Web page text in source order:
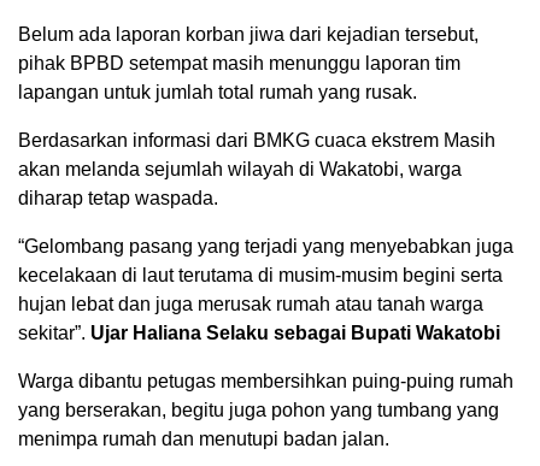
Belum ada laporan korban jiwa dari kejadian tersebut,
pihak BPBD setempat masih menunggu laporan tim
lapangan untuk jumlah total rumah yang rusak.
Berdasarkan informasi dari BMKG cuaca ekstrem Masih
akan melanda sejumlah wilayah di Wakatobi, warga
diharap tetap waspada.
“Gelombang pasang yang terjadi yang menyebabkan juga
kecelakaan di laut terutama di musim-musim begini serta
hujan lebat dan juga merusak rumah atau tanah warga
sekitar”. Ujar Haliana Selaku sebagai Bupati Wakatobi
Warga dibantu petugas membersihkan puing-puing rumah
yang berserakan, begitu juga pohon yang tumbang yang
menimpa rumah dan menutupi badan jalan.